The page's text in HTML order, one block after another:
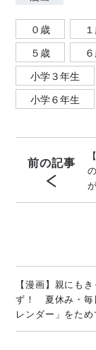
０歳
５歳
小学３年生
小学６年生
前の記事
【漫画】親にも
ず！ 夏休み・毎
レンダー」をた